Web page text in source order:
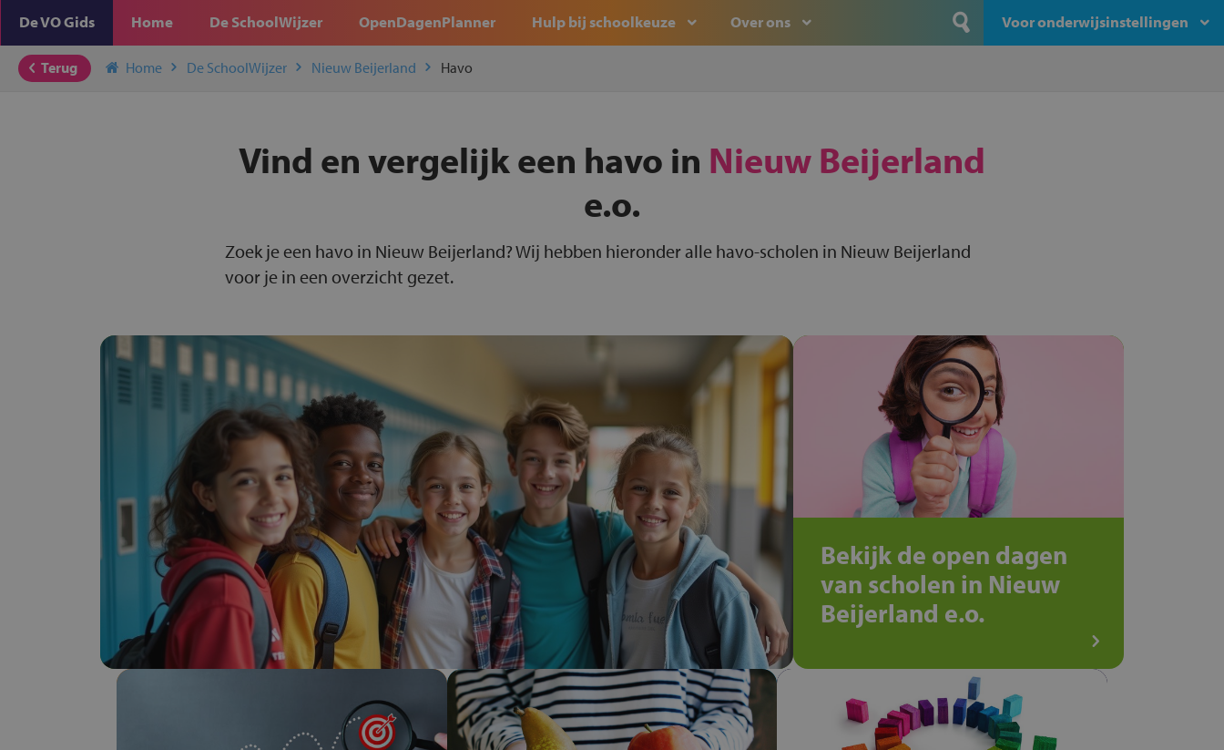
De VO Gids Home De SchoolWijzer OpenDagenPlanner Hulp bij schoolkeuze Over ons Voor onderwijsinstellingen
Terug Home De SchoolWijzer Nieuw Beijerland Havo
Vind en vergelijk een havo in Nieuw Beijerland
e.o.
Zoek je een havo in Nieuw Beijerland? Wij hebben hieronder alle havo-scholen in Nieuw Beijerland
voor je in een overzicht gezet.
Bekijk de open dagen
van scholen in Nieuw
Beijerland e.o.